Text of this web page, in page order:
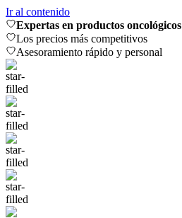
Ir al contenido
Expertas en productos oncológicos
Los precios más competitivos
Asesoramiento rápido y personal